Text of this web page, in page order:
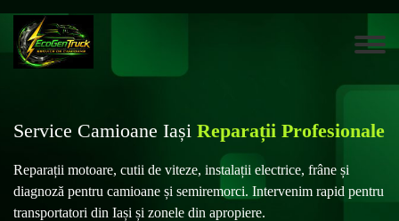
Service Camioane Iași Reparații Profesionale
Reparații motoare, cutii de viteze, instalații electrice, frâne și
diagnoză pentru camioane și semiremorci. Intervenim rapid pentru
transportatori din Iași și zonele din apropiere.